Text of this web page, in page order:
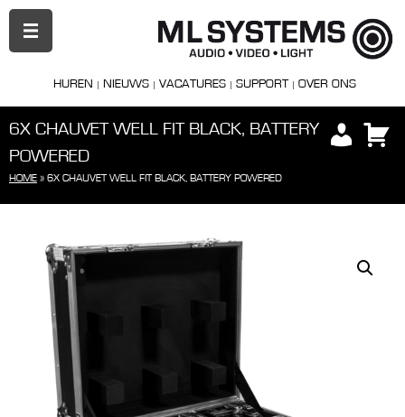
HUREN NIEUWS VACATURES SUPPORT OVER ONS
PRIMAIR
MENU
6X CHAUVET WELL FIT BLACK, BATTERY
POWERED
HOME » 6X CHAUVET WELL FIT BLACK, BATTERY POWERED